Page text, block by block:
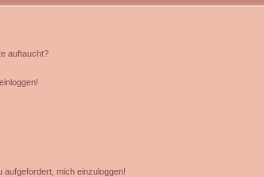
auftaucht?
mich einzuloggen!